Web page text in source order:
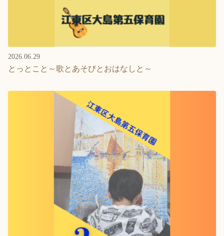
2026.06.29
とっとこと～歌とあそびとおはなしと～